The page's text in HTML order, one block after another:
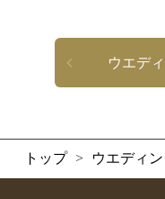
ウエデ
トップ > ウエディ